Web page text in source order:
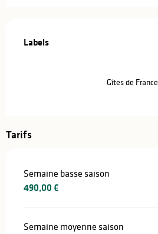
Labels
Labels
Gîtes de France
Tarifs
Semaine basse saison
490,00 €
Semaine moyenne saison